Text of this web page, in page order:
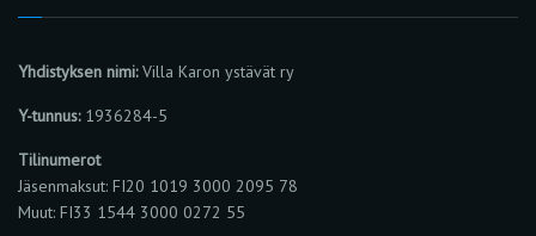
Yhdistyksen nimi:Villa Karon ystävät ry
Y-tunnus:1936284-5
Tilinumerot
Jäsenmaksut: FI20 1019 3000 2095 78
Muut: FI33 1544 3000 0272 55